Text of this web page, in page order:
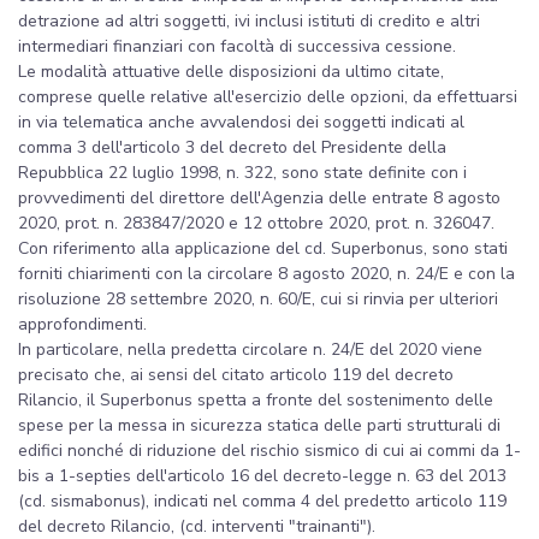
detrazione ad altri soggetti, ivi inclusi istituti di credito e altri
intermediari finanziari con facoltà di successiva cessione.
Le modalità attuative delle disposizioni da ultimo citate,
comprese quelle relative all'esercizio delle opzioni, da effettuarsi
in via telematica anche avvalendosi dei soggetti indicati al
comma 3 dell'articolo 3 del decreto del Presidente della
Repubblica 22 luglio 1998, n. 322, sono state definite con i
provvedimenti del direttore dell'Agenzia delle entrate 8 agosto
2020, prot. n. 283847/2020 e 12 ottobre 2020, prot. n. 326047.
Con riferimento alla applicazione del cd. Superbonus, sono stati
forniti chiarimenti con la circolare 8 agosto 2020, n. 24/E e con la
risoluzione 28 settembre 2020, n. 60/E, cui si rinvia per ulteriori
approfondimenti.
In particolare, nella predetta circolare n. 24/E del 2020 viene
precisato che, ai sensi del citato articolo 119 del decreto
Rilancio, il Superbonus spetta a fronte del sostenimento delle
spese per la messa in sicurezza statica delle parti strutturali di
edifici nonché di riduzione del rischio sismico di cui ai commi da 1-
bis a 1-septies dell'articolo 16 del decreto-legge n. 63 del 2013
(cd. sismabonus), indicati nel comma 4 del predetto articolo 119
del decreto Rilancio, (cd. interventi "trainanti").